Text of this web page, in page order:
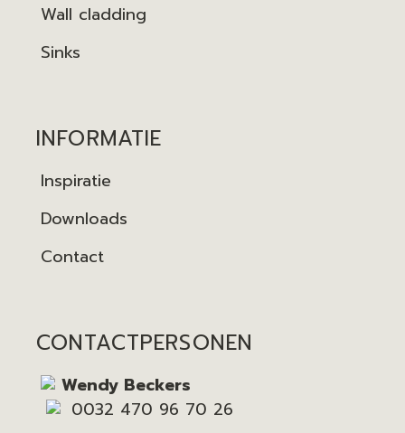
Wall cladding
Sinks
INFORMATIE
Inspiratie
Downloads
Contact
CONTACTPERSONEN
Wendy Beckers
0032 470 96 70 26